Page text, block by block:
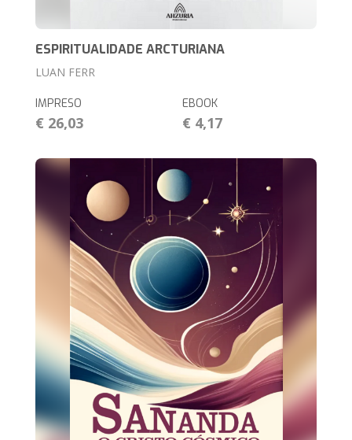
ESPIRITUALIDADE ARCTURIANA
LUAN FERR
IMPRESO
€ 26,03
EBOOK
€ 4,17